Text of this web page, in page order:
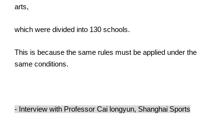
arts,
which were divided into 130 schools.
This is because the same rules must be applied under the
same conditions.
- Interview with Professor Cai longyun, Shanghai Sports